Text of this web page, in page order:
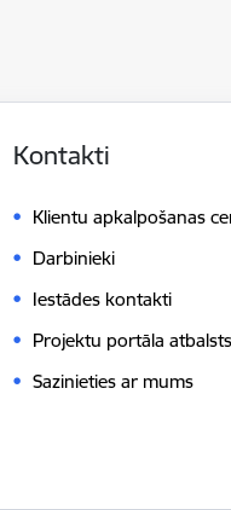
Kontakti
Klientu apkalpošanas
Darbinieki
Iestādes kontakti
Projektu portāla atbalsts
Sazinieties ar mums